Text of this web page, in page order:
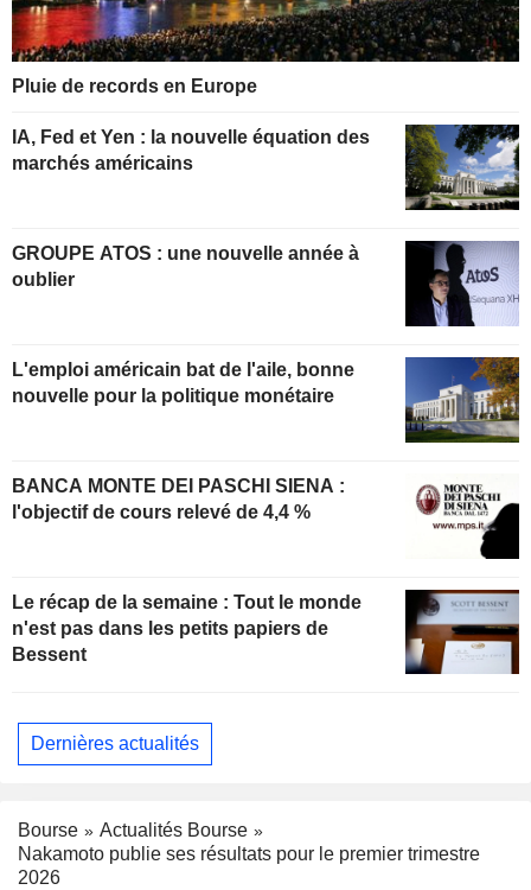
Pluie de records en Europe
IA, Fed et Yen : la nouvelle équation des
marchés américains
GROUPE ATOS : une nouvelle année à
oublier
L'emploi américain bat de l'aile, bonne
nouvelle pour la politique monétaire
BANCA MONTE DEI PASCHI SIENA :
l'objectif de cours relevé de 4,4 %
Le récap de la semaine : Tout le monde
n'est pas dans les petits papiers de
Bessent
Dernières actualités
Bourse
Actualités Bourse
Nakamoto publie ses résultats pour le premier trimestre
2026